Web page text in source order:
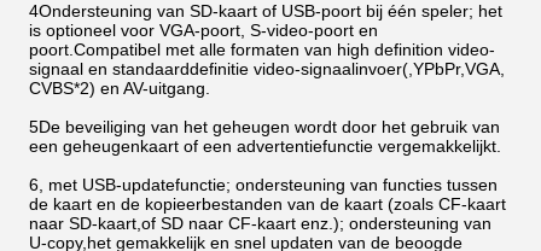
4Ondersteuning van SD-kaart of USB-poort bij één speler; het
is optioneel voor VGA-poort, S-video-poort en
poort.Compatibel met alle formaten van high definition video-
signaal en standaarddefinitie video-signaalinvoer(,YPbPr,VGA,
CVBS*2) en AV-uitgang.
5De beveiliging van het geheugen wordt door het gebruik van
een geheugenkaart of een advertentiefunctie vergemakkelijkt.
6, met USB-updatefunctie; ondersteuning van functies tussen
de kaart en de kopieerbestanden van de kaart (zoals CF-kaart
naar SD-kaart,of SD naar CF-kaart enz.); ondersteuning van
U-copy,het gemakkelijk en snel updaten van de beoogde